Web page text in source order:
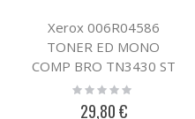
Xerox 006R04586
TONER ED MONO
COMP BRO TN3430 ST
Rating:
29,80 €